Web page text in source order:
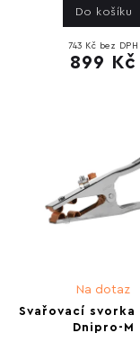
743 Kč bez DPH
899 Kč
Do košíku
Svařovací svorka
Dnipro-M
Na dotaz